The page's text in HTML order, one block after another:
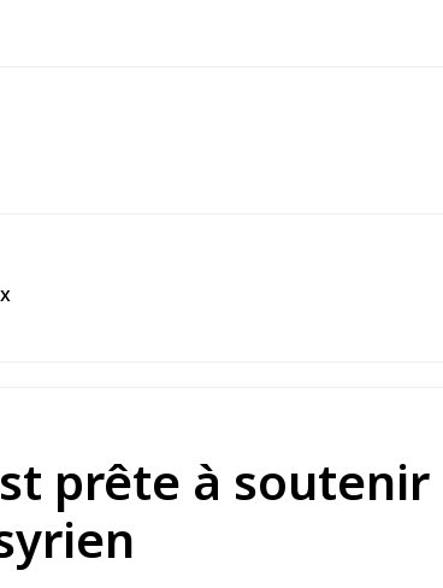
prête à